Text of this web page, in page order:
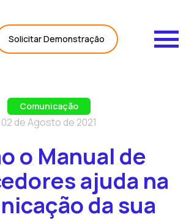
Solicitar Demonstração
Comunicação
02 de Agosto de 2021
o Manual de
ajuda na
da sua